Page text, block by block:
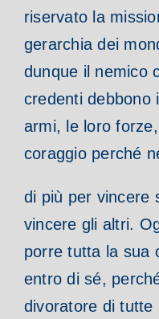
riservato la
gerarchia dei
dunque il nemico
credenti debbono
armi, le loro
coraggio perché
di più per vincere
vincere gli altri.
porre tutta la sua
entro di sé,
divoratore di tutte